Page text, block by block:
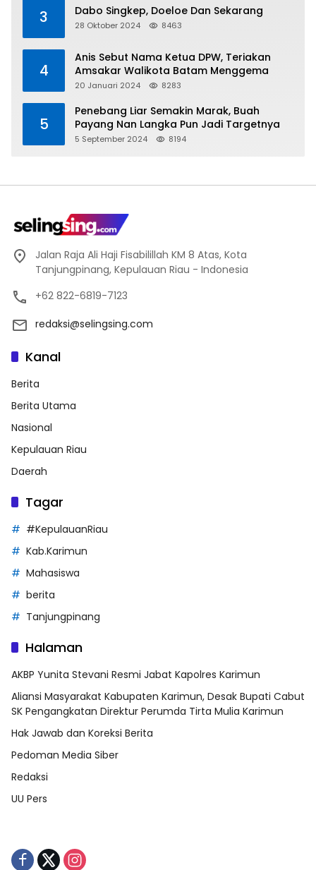
3 Dabo Singkep, Doeloe Dan Sekarang
28 Oktober 2024 8463
4
Anis Sebut Nama Ketua DPW, Teriakan
Amsakar Walikota Batam Menggema
20 Januari 2024 8283
5
Penebang Liar Semakin Marak, Buah
Payang Nan Langka Pun Jadi Targetnya
5 September 2024 8194
Jalan Raja Ali Haji Fisabilillah KM 8 Atas, Kota
Tanjungpinang, Kepulauan Riau - Indonesia
+62 822-6819-7123
redaksi@selingsing.com
Kanal
Berita
Berita Utama
Nasional
Kepulauan Riau
Daerah
Tagar
#KepulauanRiau
Kab.Karimun
Mahasiswa
berita
Tanjungpinang
Halaman
AKBP Yunita Stevani Resmi Jabat Kapolres Karimun
Aliansi Masyarakat Kabupaten Karimun, Desak Bupati Cabut
SK Pengangkatan Direktur Perumda Tirta Mulia Karimun
Hak Jawab dan Koreksi Berita
Pedoman Media Siber
Redaksi
UU Pers